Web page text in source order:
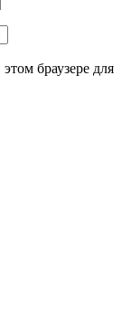
браузере для